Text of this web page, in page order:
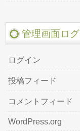
管理画面ロ
ログイン
投稿フィード
コメントフィード
WordPress.org